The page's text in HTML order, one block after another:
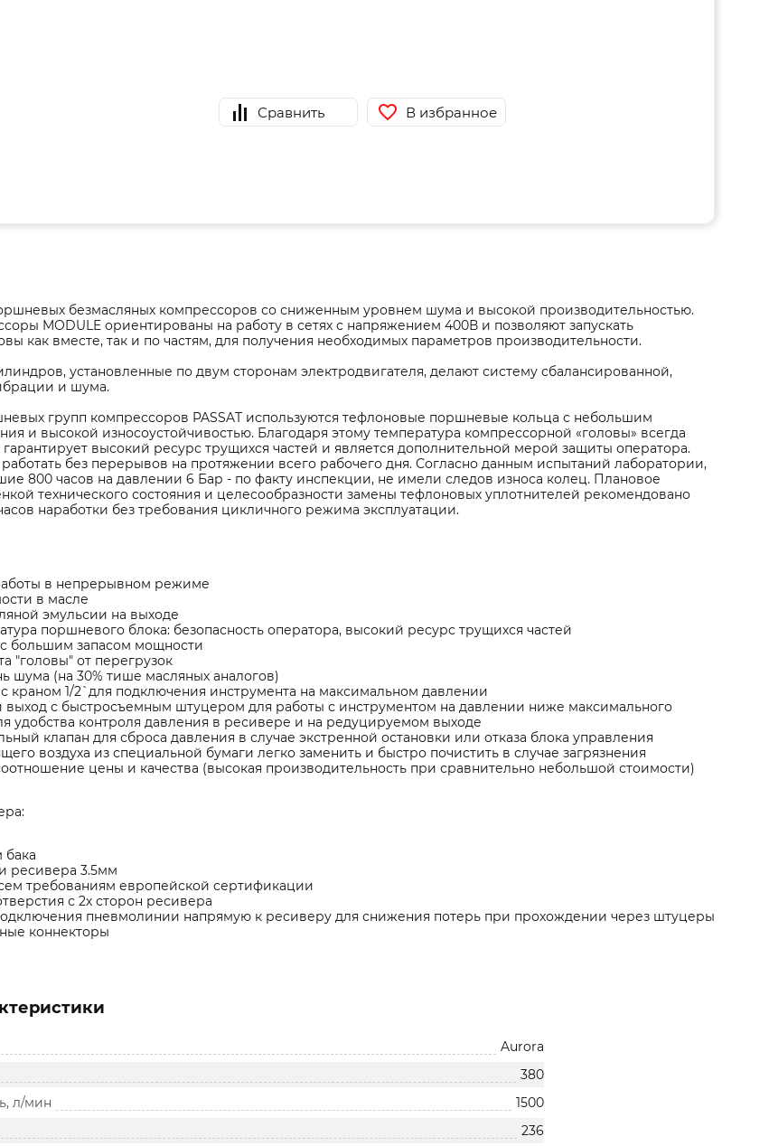
Сравнить В избранное
безмасляных компрессоров со сниженным уровнем шума и высокой производительностью.
MODULE ориентированы на работу в сетях с напряжением 400В и позволяют запускать
как вместе, так и по частям, для получения необходимых параметров производительности.
установленные по двум сторонам электродвигателя, делают систему сбалансированной,
и шума.
групп компрессоров PASSAT используются тефлоновые поршневые кольца с небольшим
и высокой износоустойчивостью. Благодаря этому температура компрессорной «головы» всегда
гарантирует высокий ресурс трущихся частей и является дополнительной мерой защиты оператора.
без перерывов на протяжении всего рабочего дня. Согласно данным испытаний лаборатории,
800 часов на давлении 6 Бар - по факту инспекции, не имели следов износа колец. Плановое
технического состояния и целесообразности замены тефлоновых уплотнителей рекомендовано
наработки без требования цикличного режима эксплуатации.
в непрерывном режиме
в масле
эмульсии на выходе
поршневого блока: безопасность оператора, высокий ресурс трущихся частей
большим запасом мощности
"головы" от перегрузок
шума (на 30% тише масляных аналогов)
краном 1/2`для подключения инструмента на максимальном давлении
с быстросъемным штуцером для работы с инструментом на давлении ниже максимального
удобства контроля давления в ресивере и на редуцируемом выходе
клапан для сброса давления в случае экстренной остановки или отказа блока управления
воздуха из специальной бумаги легко заменить и быстро почистить в случае загрязнения
цены и качества (высокая производительность при сравнительно небольшой стоимости)
ресивера 3.5мм
требованиям европейской сертификации
с 2х сторон ресивера
пневмолинии напрямую к ресиверу для снижения потерь при прохождении через штуцеры
коннекторы
Aurora
380
л/мин
1500
236